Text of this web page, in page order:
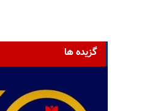
گزیده ها